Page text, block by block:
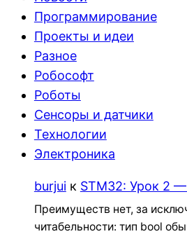
Программирование
Проекты и идеи
Разное
Робософт
Роботы
Сенсоры и датчики
Технологии
Электроника
burjuiк STM32: Урок 2
Преимуществ нет, за
читабельности: тип bool